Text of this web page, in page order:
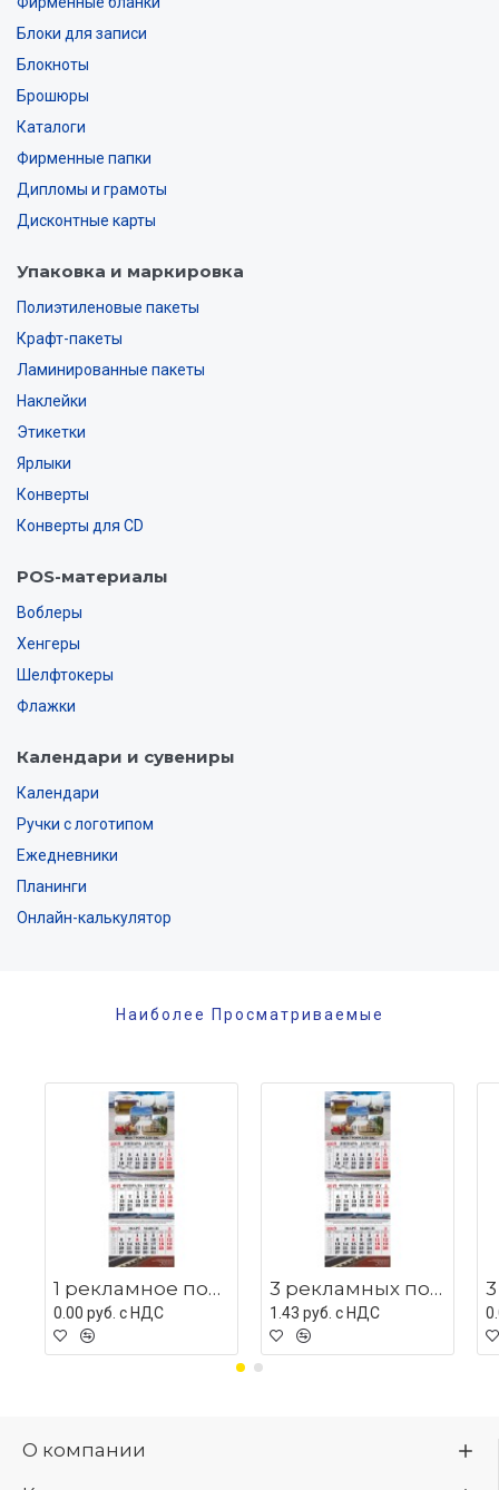
Блоки для записи
Блокноты
Брошюры
Каталоги
Фирменные папки
Дипломы и грамоты
Дисконтные карты
Упаковка и маркировка
Полиэтиленовые пакеты
Крафт-пакеты
Ламинированные пакеты
Наклейки
Этикетки
Ярлыки
Конверты
Конверты для CD
POS-материалы
Воблеры
Хенгеры
Шелфтокеры
Флажки
Календари и сувениры
Календари
Ручки с логотипом
Ежедневники
Планинги
Онлайн-калькулятор
Наиболее Просматриваемые
1 рекламное поле с люверсом
0.00 руб. c НДС
3 рекламных поля с мет планками
1.43 руб. c НДС
О компании